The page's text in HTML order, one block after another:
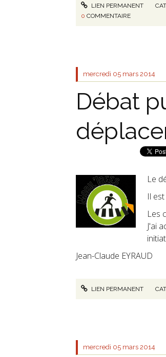
LIEN PERMANENT
0 COMMENTAIRE
mercredi 05 mars 2014
Débat
Le
Il
Les
J'ai
Jean-Claude EYRAUD
LIEN PERMANENT
mercredi 05 mars 2014